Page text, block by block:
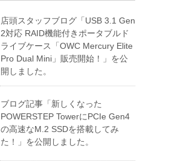
店頭スタッフブログ「USB 3.1 Gen
2対応 RAID機能付きポータブルド
ライブケース「OWC Mercury Elite
Pro Dual Mini」販売開始！」を公
開しました。
ブログ記事「新しくなった
POWERSTEP TowerにPCIe Gen4
の高速なM.2 SSDを搭載してみ
た！」を公開しました。